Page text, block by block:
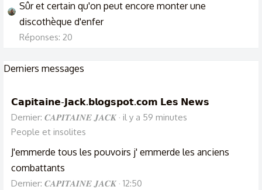
Sûr et certain qu'on peut encore monter une
discothèque d'enfer
Réponses: 20
Derniers messages
𝗖𝗮𝗽𝗶𝘁𝗮𝗶𝗻𝗲-𝗝𝗮𝗰𝗸.𝗯𝗹𝗼𝗴𝘀𝗽𝗼𝘁.𝗰𝗼𝗺 𝗟𝗲𝘀 𝗡𝗲𝘄𝘀
Dernier: 𝑪𝑨𝑷𝑰𝑻𝑨𝑰𝑵𝑬 𝑱𝑨𝑪𝑲 il y a 59 minutes
People et insolites
J'emmerde tous les pouvoirs j' emmerde les anciens
combattants
Dernier: 𝑪𝑨𝑷𝑰𝑻𝑨𝑰𝑵𝑬 𝑱𝑨𝑪𝑲 12:50